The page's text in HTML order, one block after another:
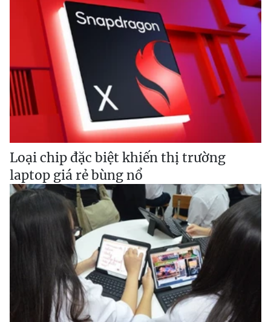
Loại chip đặc biệt khiến thị trường
laptop giá rẻ bùng nổ